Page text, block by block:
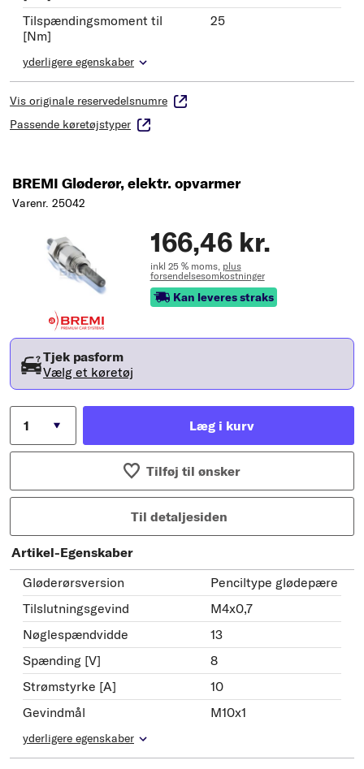
Tilspændingsmoment til
[Nm]
25
yderligere egenskaber
Vis originale reservedelsnumre
Passende køretøjstyper
BREMI Gløderør, elektr. opvarmer
Varenr. 25042
166,46 kr.
inkl 25 % moms, plus
forsendelsesomkostninger
Kan leveres straks
Tjek pasform
Vælg et køretøj
Læg i kurv
Tilføj til ønsker
Til detaljesiden
Artikel-Egenskaber
Gløderørsversion
Penciltype glødepære
Tilslutningsgevind
M4x0,7
Nøglespændvidde
13
Spænding [V]
8
Strømstyrke [A]
10
Gevindmål
M10x1
yderligere egenskaber